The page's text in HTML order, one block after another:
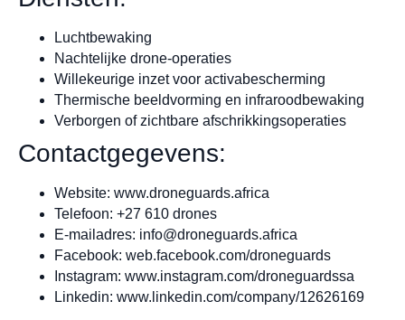
Luchtbewaking
Nachtelijke drone-operaties
Willekeurige inzet voor activabescherming
Thermische beeldvorming en infraroodbewaking
Verborgen of zichtbare afschrikkingsoperaties
Contactgegevens:
Website: www.droneguards.africa
Telefoon: +27 610 drones
E-mailadres: info@droneguards.africa
Facebook: web.facebook.com/droneguards
Instagram: www.instagram.com/droneguardssa
Linkedin: www.linkedin.com/company/12626169